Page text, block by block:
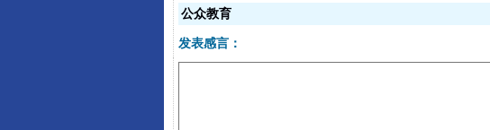
公众教育
发表感言：